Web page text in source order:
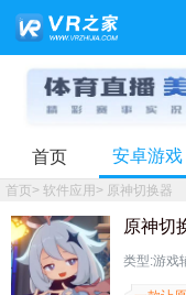
首页 安卓游戏
首页> 软件应用> 原神切换器
原神切
类型:游戏